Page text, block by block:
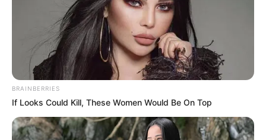
BRAINBERRIES
If Looks Could Kill, These Women Would Be On Top